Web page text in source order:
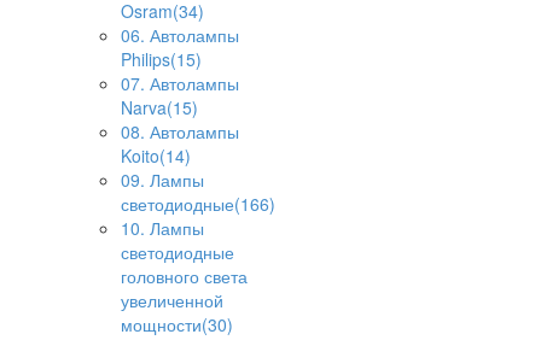
Osram(34)
06. Автолампы
Philips(15)
07. Автолампы
Narva(15)
08. Автолампы
Koito(14)
09. Лампы
светодиодные(166)
10. Лампы
светодиодные
головного света
увеличенной
мощности(30)